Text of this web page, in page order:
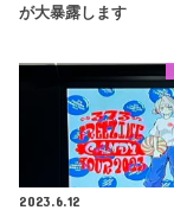
が大暴露します
2023.6.12